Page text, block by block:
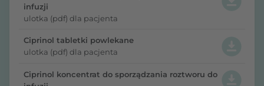
infuzji
ulotka (pdf) dla pacjenta
Ciprinol tabletki powlekane
ulotka (pdf) dla pacjenta
Ciprinol koncentrat do sporządzania roztworu do